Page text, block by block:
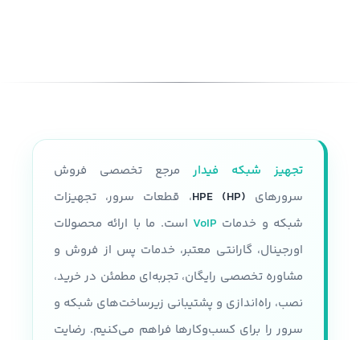
تجهیز شبکه فیدار مرجع تخصصی فروش
سرورهای HPE (HP)، قطعات سرور، تجهیزات
شبکه و خدمات VoIP است. ما با ارائه محصولات
اورجینال، گارانتی معتبر، خدمات پس از فروش و
مشاوره تخصصی رایگان، تجربه‌ای مطمئن در خرید،
نصب، راه‌اندازی و پشتیبانی زیرساخت‌های شبکه و
سرور را برای کسب‌وکارها فراهم می‌کنیم. رضایت